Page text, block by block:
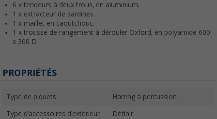
6 x tendeurs à deux trous, en aluminium.
1 x extracteur de sardines.
1 x maillet en caoutchouc.
1 x trousse de rangement à dérouler Oxford, en polyamide 600
x 300 D
PROPRIÉTÉS
Type de piquets Hareng à percussion
Type d'accessoires d'extérieur Définir